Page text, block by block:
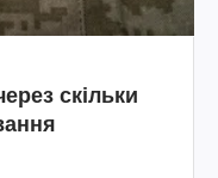
скільки